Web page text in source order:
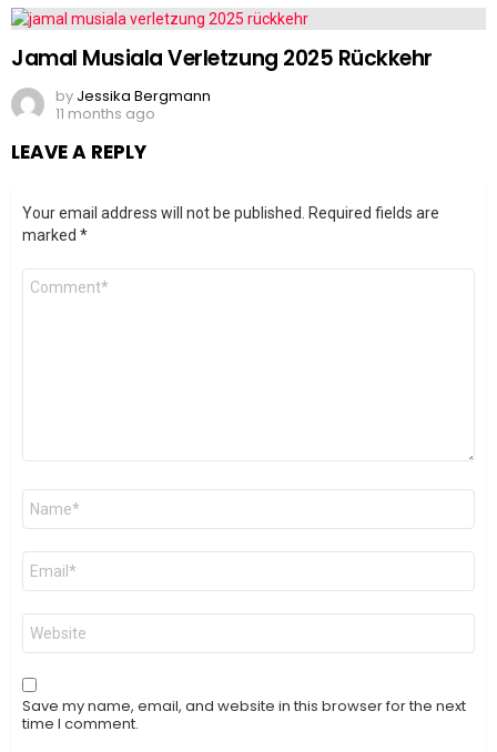
Jamal Musiala Verletzung 2025 Rückkehr
by Jessika Bergmann
11 months ago
LEAVE A REPLY
Your email address will not be published.
Required fields are
marked *
Comment
Name
Email
Website
Save my name, email, and website in this browser for the next
time I comment.